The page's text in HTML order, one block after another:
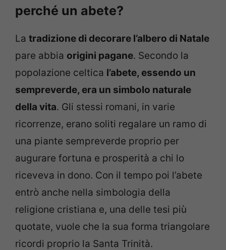
perché un abete?
La tradizione di decorare l’albero di Natale
pare abbia origini pagane. Secondo la
popolazione celtica l’abete, essendo un
sempreverde, era un simbolo naturale
della vita. Gli stessi romani, in varie
ricorrenze, erano soliti regalare un ramo di
una piante sempreverde proprio per
augurare fortuna e prosperità a chi lo
riceveva in dono. Con il tempo poi l’abete
entrò anche nella simbologia della
religione cristiana e, una delle tesi più
quotate, vuole che la sua forma triangolare
ricordi proprio la Santa Trinità.